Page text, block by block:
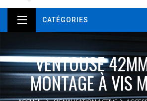
CATÉGORIES
VENTOUSE
MONTAGE À VIS